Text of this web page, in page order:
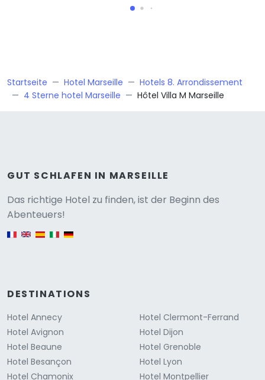
Startseite Hotel Marseille
Hotels 8. Arrondissement
4 Sterne hotel Marseille
Hôtel Villa M Marseille
GUT SCHLAFEN IN MARSEILLE
Das richtige Hotel zu finden, ist der Beginn des
Abenteuers!
English version
DESTINATIONS
Hotel Annecy
Hotel Avignon
Hotel Beaune
Hotel Besançon
Hotel Chamonix
Hotel Clermont-Ferrand
Hotel Dijon
Hotel Grenoble
Hotel Lyon
Hotel Montpellier